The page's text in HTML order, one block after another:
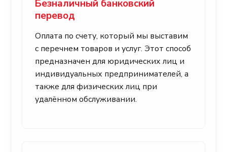
Безналичный банковский
перевод
Оплата по счету, который мы выставим
с перечнем товаров и услуг. Этот способ
предназначен для юридических лиц и
индивидуальных предпринимателей, а
также для физических лиц при
удалённом обслуживании.